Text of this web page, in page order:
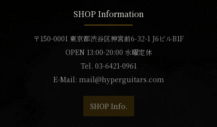
SHOP Information
〒150-0001 東京都渋谷区神宮前6-32-1 J6ビルB1F
OPEN 13:00-20:00 水曜定休
Tel. 03-6421-0961
E-Mail: mail@hyperguitars.com
SHOP Info.